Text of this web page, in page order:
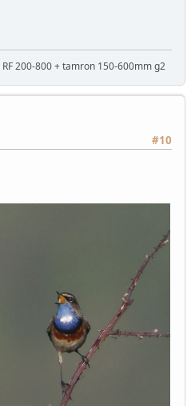
200-800 + tamron 150-600mm g2
#10